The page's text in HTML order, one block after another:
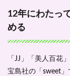
12年にわたっ
める
「JJ」「美人百花
宝島社の「sweet